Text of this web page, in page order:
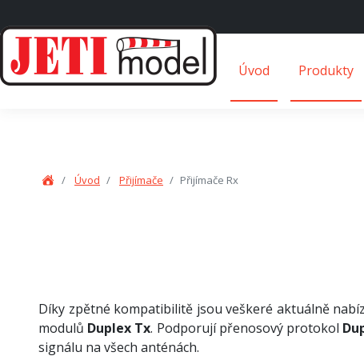
Úvod Produkty
Úvod Přijímače Přijímače Rx
Díky zpětné kompatibilitě jsou veškeré aktuálně
modulů Duplex Tx. Podporují přenosový protokol
signálu na všech anténách.